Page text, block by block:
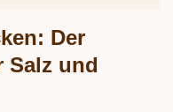
Der
Salz und